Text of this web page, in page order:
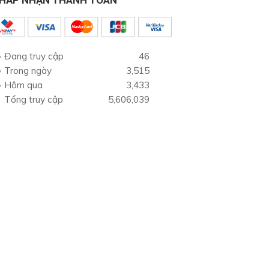
Đang truy cập
46
Trong ngày
3,515
Hôm qua
3,433
Tổng truy cập
5,606,039